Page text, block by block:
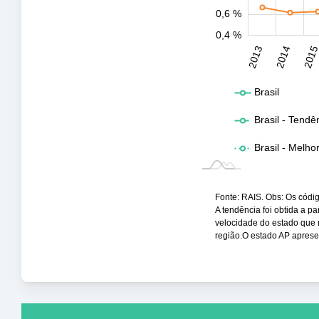
0,4 %
0,6 %
2013 2014 2015
2031
2032
Brasil
Brasil -
Brasil -
Fonte: RAIS. Obs: Os
A tendência foi obtida a
velocidade do estado que
região.O estado AP